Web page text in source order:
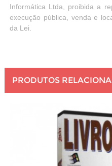
Informática Ltda, proibida a
execução pública, venda e
da Lei.
PRODUTOS